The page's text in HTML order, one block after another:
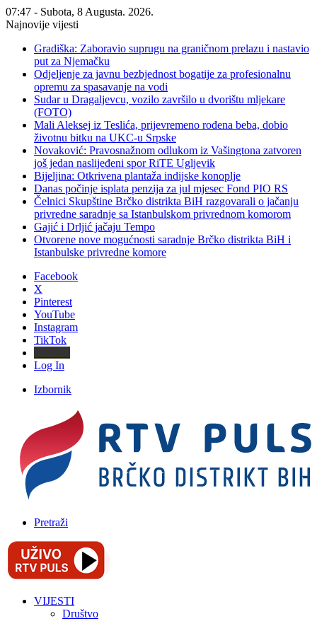
07:47 - Subota, 8 Augusta. 2026.
Najnovije vijesti
Gradiška: Zaboravio suprugu na graničnom prelazu i nastavio
put za Njemačku
Odjeljenje za javnu bezbjednost bogatije za profesionalnu
opremu za spasavanje na vodi
Sudar u Dragaljevcu, vozilo završilo u dvorištu mljekare
(FOTO)
Mali Aleksej iz Teslića, prijevremeno rođena beba, dobio
životnu bitku na UKC-u Srpske
Novaković: Pravosnažnom odlukom iz Vašingtona zatvoren
još jedan naslijeđeni spor RiTE Ugljevik
Bijeljina: Otkrivena plantaža indijske konoplje
Danas počinje isplata penzija za jul mjesec Fond PIO RS
Čelnici Skupštine Brčko distrikta BiH razgovarali o jačanju
privredne saradnje sa Istanbulskom privrednom komorom
Gajić i Drljić jačaju Tempo
Otvorene nove mogućnosti saradnje Brčko distrikta BiH i
Istanbulske privredne komore
Facebook
X
Pinterest
YouTube
Instagram
TikTok
Log In
Izbornik
Pretraži
VIJESTI
Društvo